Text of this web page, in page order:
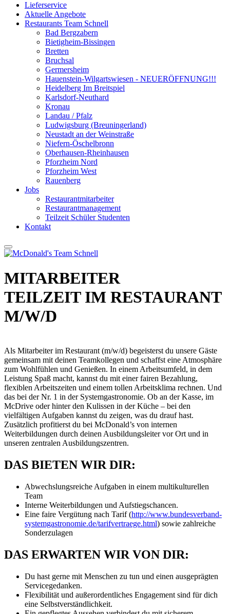
Lieferservice
Aktuelle Angebote
Restaurants Team Schnell
Bad Bergzabern
Bietigheim-Bissingen
Bretten
Bruchsal
Germersheim
Hauenstein-Wilgartswiesen - NEUERÖFFNUNG!!!
Heidelberg Im Breitspiel
Karlsdorf-Neuthard
Kronau
Landau / Pfalz
Ludwigsburg (Breuningerland)
Neustadt an der Weinstraße
Niefern-Öschelbronn
Oberhausen-Rheinhausen
Pforzheim Nord
Pforzheim West
Rauenberg
Jobs
Restaurantmitarbeiter
Restaurantmanagement
Teilzeit Schüler Studenten
Kontakt
MITARBEITER
TEILZEIT IM RESTAURANT
M/W/D
Als Mitarbeiter im Restaurant (m/w/d) begeisterst du unsere Gäste
gemeinsam mit deinen Teamkollegen und schaffst eine Atmosphäre
zum Wohlfühlen und Genießen. In einem Arbeitsumfeld, in dem
Leistung Spaß macht, kannst du mit einer fairen Bezahlung,
flexiblen Arbeitszeiten und einem tollen Arbeitsklima rechnen. Und
das bei der Nr. 1 in der Systemgastronomie. Ob an der Kasse, im
McDrive oder hinter den Kulissen in der Küche – bei den
vielfältigen Aufgaben kannst du zeigen, was du drauf hast.
Zusätzlich profitierst du bei McDonald’s von internen
Weiterbildungen durch deinen Ausbildungsleiter vor Ort und in
unseren zentralen Ausbildungszentren.
DAS BIETEN WIR DIR:
Abwechslungsreiche Aufgaben in einem multikulturellen
Team
Interne Weiterbildungen und Aufstiegschancen.
Eine faire Vergütung nach Tarif (http://www.bundesverband-
systemgastronomie.de/tarifvertraege.html) sowie zahlreiche
Sonderzulagen
DAS ERWARTEN WIR VON DIR:
Du hast gerne mit Menschen zu tun und einen ausgeprägten
Servicegedanken.
Flexibilität und außerordentliches Engagement sind für dich
eine Selbstverständlichkeit.